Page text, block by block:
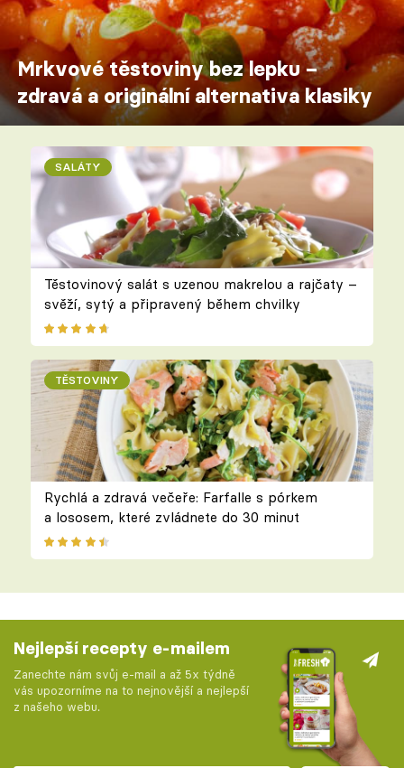
Mrkvové těstoviny bez lepku –
zdravá a originální alternativa klasiky
SALÁTY
Těstovinový salát s uzenou makrelou a rajčaty –
svěží, sytý a připravený během chvilky
TĚSTOVINY
Rychlá a zdravá večeře: Farfalle s pórkem
a lososem, které zvládnete do 30 minut
Nejlepší recepty e-mailem
Zanechte nám svůj e-mail a až 5x týdně
vás upozorníme na to nejnovější a nejlepší
z našeho webu.